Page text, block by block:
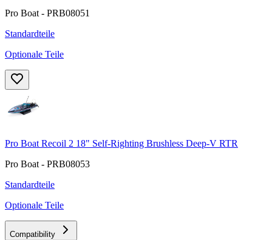
Pro Boat - PRB08051
Standardteile
Optionale Teile
Pro Boat Recoil 2 18" Self-Righting Brushless Deep-V RTR
Pro Boat - PRB08053
Standardteile
Optionale Teile
Compatibility